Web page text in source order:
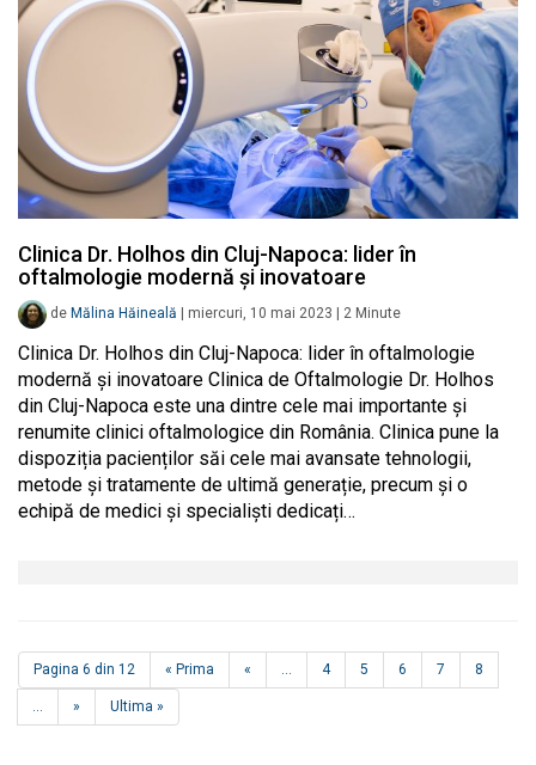
Clinica Dr. Holhos din Cluj-Napoca: lider în
oftalmologie modernă și inovatoare
de Mălina Hăineală miercuri, 10 mai 2023 2 Minute
Clinica Dr. Holhos din Cluj-Napoca: lider în oftalmologie
modernă și inovatoare Clinica de Oftalmologie Dr. Holhos
din Cluj-Napoca este una dintre cele mai importante și
renumite clinici oftalmologice din România. Clinica pune la
dispoziția pacienților săi cele mai avansate tehnologii,
metode și tratamente de ultimă generație, precum și o
echipă de medici și specialiști dedicați…
Pagina 6 din 12 « Prima « ... 4 5 6 7 8
... » Ultima »